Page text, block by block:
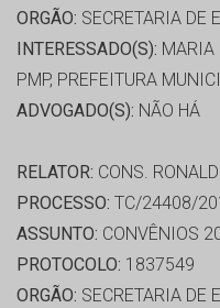
ORGÃO: SECRETARIA DE
INTERESSADO(S): MARIA
PMP, PREFEITURA
ADVOGADO(S): NÃO HÁ
RELATOR: CONS.
PROCESSO: TC/24408/
ASSUNTO: CONVÊNIOS
PROTOCOLO: 1837549
ORGÃO: SECRETARIA DE